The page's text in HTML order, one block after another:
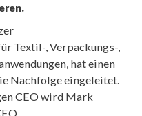
Textil-, Verpackungs-,
hat einen
Nachfolge eingeleitet.
CEO wird Mark